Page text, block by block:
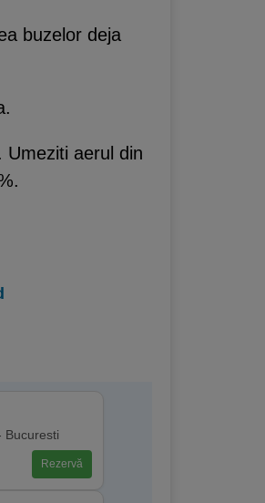
buzelor deja
aerul din
Bucuresti
Rezervă